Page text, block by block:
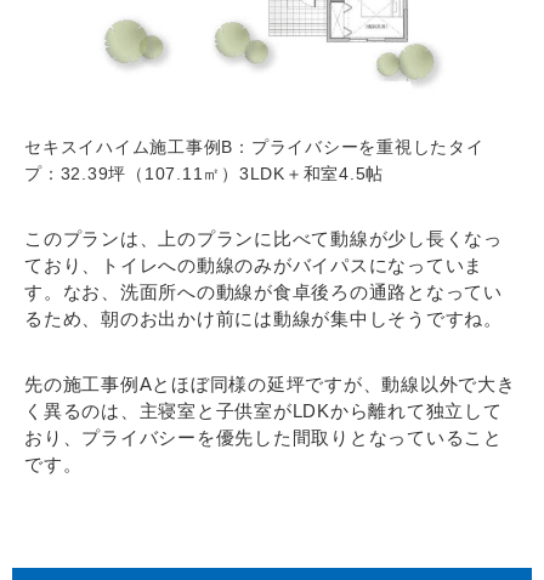
セキスイハイム施工事例B：プライバシーを重視したタイ
プ：32.39坪（107.11㎡）3LDK＋和室4.5帖
このプランは、上のプランに比べて動線が少し長くなっ
ており、トイレへの動線のみがバイパスになっていま
す。なお、洗面所への動線が食卓後ろの通路となってい
るため、朝のお出かけ前には動線が集中しそうですね。
先の施工事例Aとほぼ同様の延坪ですが、動線以外で大き
く異るのは、主寝室と子供室がLDKから離れて独立して
おり、プライバシーを優先した間取りとなっていること
です。